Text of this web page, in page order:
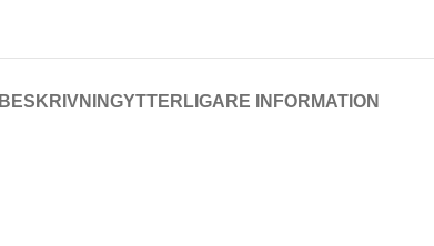
BESKRIVNINGYTTERLIGARE INFORMATION